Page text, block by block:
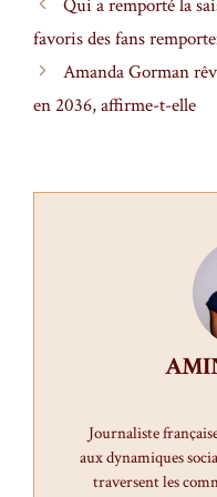
Qui a remporté la
favoris des fans
Amanda Gorman
en 2036, affirme-t-elle
Journaliste
aux dynamiques
traversent les